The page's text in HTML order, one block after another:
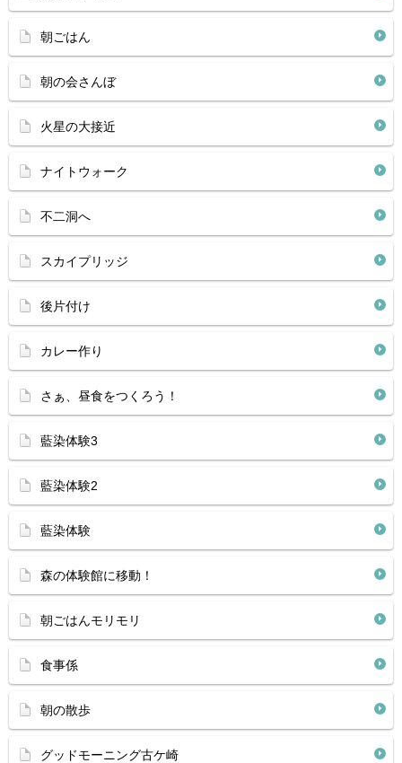
朝ごはん
朝の会さんぼ
火星の大接近
ナイトウォーク
不二洞へ
スカイプリッジ
後片付け
カレー作り
さぁ、昼食をつくろう！
藍染体験3
藍染体験2
藍染体験
森の体験館に移動！
朝ごはんモリモリ
食事係
朝の散歩
グッドモーニング古ケ崎